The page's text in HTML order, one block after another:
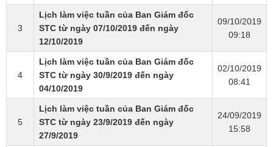
3
Lịch làm việc tuần của Ban Giám đốc
STC từ ngày 07/10/2019 đến ngày
12/10/2019
09/10/2019
09:18
4
Lịch làm việc tuần của Ban Giám đốc
STC từ ngày 30/9/2019 đến ngày
04/10/2019
02/10/2019
08:41
5
Lịch làm việc tuần của Ban Giám đốc
STC từ ngày 23/9/2019 đến ngày
27/9/2019
24/09/2019
15:58